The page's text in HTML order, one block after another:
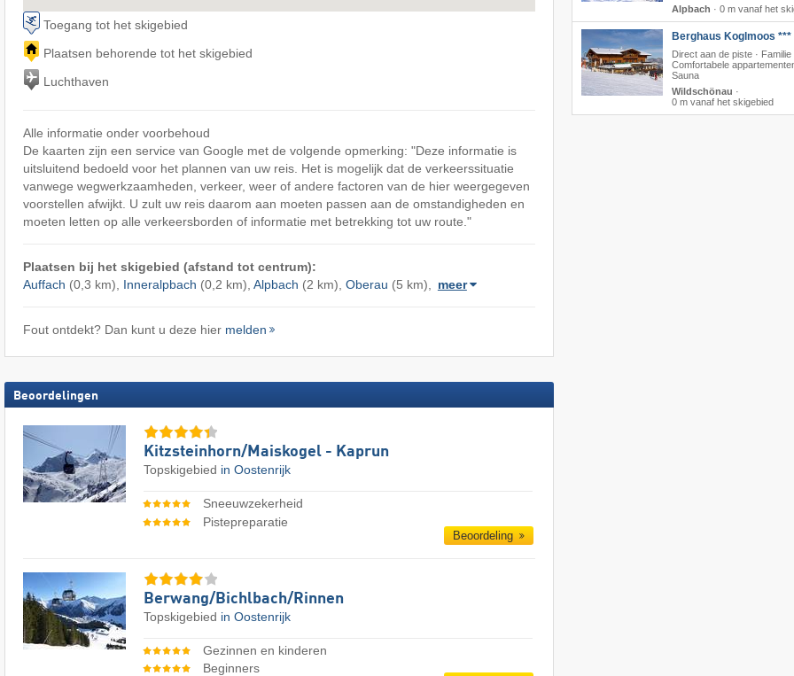
Toegang tot het skigebied
Plaatsen behorende tot het skigebied
Luchthaven
Alle informatie onder voorbehoud
De kaarten zijn een service van Google met de volgende opmerking: "Deze informatie is
uitsluitend bedoeld voor het plannen van uw reis. Het is mogelijk dat de verkeerssituatie
vanwege wegwerkzaamheden, verkeer, weer of andere factoren van de hier weergegeven
voorstellen afwijkt. U zult uw reis daarom aan moeten passen aan de omstandigheden en
moeten letten op alle verkeersborden of informatie met betrekking tot uw route."
Plaatsen bij het skigebied (afstand tot centrum):
Auffach (0,3 km), Inneralpbach (0,2 km), Alpbach (2 km), Oberau (5 km), meer
Fout ontdekt? Dan kunt u deze hier melden
Beoordelingen
Kitzsteinhorn/​Maiskogel - Kaprun
Topskigebied in Oostenrijk
Sneeuwzekerheid
Pistepreparatie
Beoordeling
Berwang/​Bichlbach/​Rinnen
Topskigebied in Oostenrijk
Gezinnen en kinderen
Beginners
Alpbach · 0 m vanaf het
Berghaus Koglmoos ***
Direct aan de piste · Familie
Comfortabele
Sauna
Wildschönau ·
0 m vanaf het skigebied